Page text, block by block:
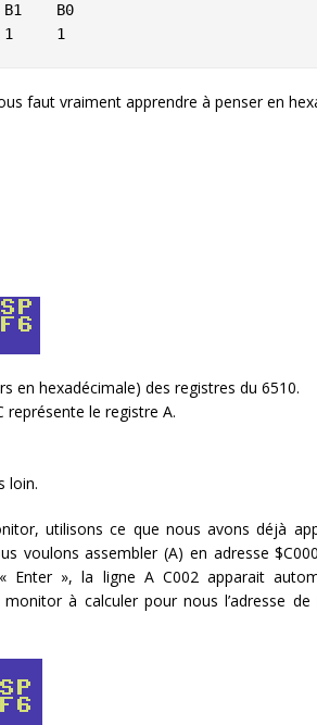
B0
1
faut vraiment apprendre à penser en
en hexadécimale) des registres du 6510.
représente le registre A.
loin.
utilisons ce que nous avons déjà
voulons assembler (A) en adresse
Enter », la ligne A C002 apparait
à calculer pour nous l’adresse de